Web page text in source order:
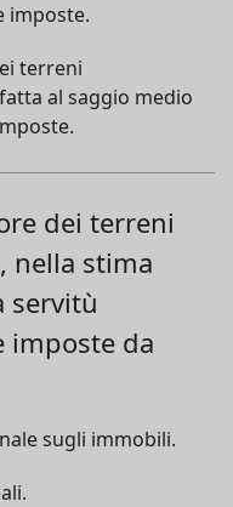
imposte.
terreni
al saggio medio
dei terreni
nella stima
servitù
imposte da
sugli immobili.